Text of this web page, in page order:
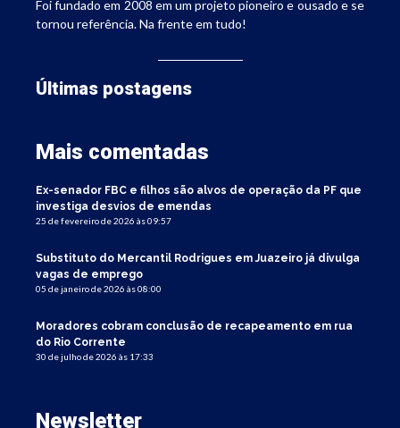
Foi fundado em 2008 em um projeto pioneiro e ousado e se
tornou referência. Na frente em tudo!
Últimas postagens
Mais comentadas
Ex-senador FBC e filhos são alvos de operação da PF que
investiga desvios de emendas
25 de fevereiro de 2026 às 09:57
Substituto do Mercantil Rodrigues em Juazeiro já divulga
vagas de emprego
05 de janeiro de 2026 às 08:00
Moradores cobram conclusão de recapeamento em rua
do Rio Corrente
30 de julho de 2026 às 17:33
Newsletter